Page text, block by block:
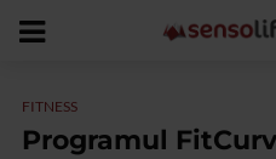
FITNESS
Programul